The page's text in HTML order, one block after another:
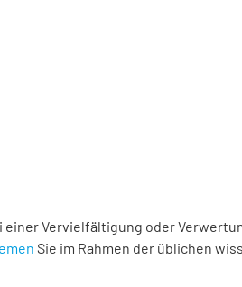
einer Vervielfältigung oder
Sie im Rahmen der üblichen